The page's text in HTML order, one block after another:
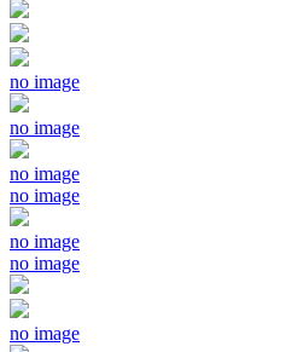
no image
no image
no image
no image
no image
no image
no image